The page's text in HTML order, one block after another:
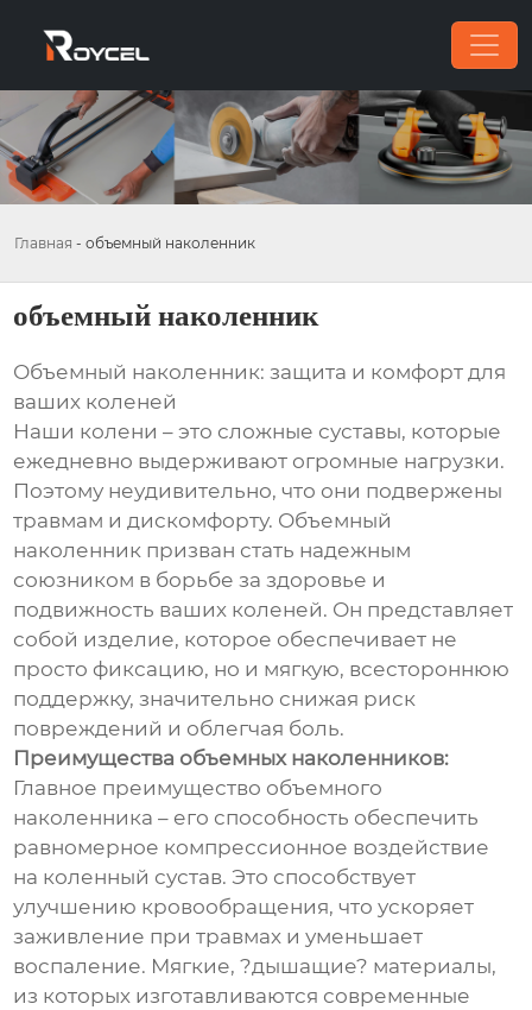
Главная - объемный наколенник
объемный наколенник
Объемный наколенник: защита и комфорт для
ваших коленей
Наши колени – это сложные суставы, которые
ежедневно выдерживают огромные нагрузки.
Поэтому неудивительно, что они подвержены
травмам и дискомфорту. Объемный
наколенник призван стать надежным
союзником в борьбе за здоровье и
подвижность ваших коленей. Он представляет
собой изделие, которое обеспечивает не
просто фиксацию, но и мягкую, всестороннюю
поддержку, значительно снижая риск
повреждений и облегчая боль.
Преимущества объемных наколенников:
Главное преимущество объемного
наколенника – его способность обеспечить
равномерное компрессионное воздействие
на коленный сустав. Это способствует
улучшению кровообращения, что ускоряет
заживление при травмах и уменьшает
воспаление. Мягкие, ?дышащие? материалы,
из которых изготавливаются современные